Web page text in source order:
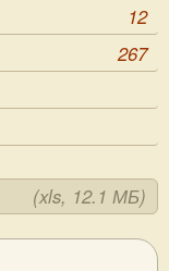
12
267
(xls, 12.1 МБ)